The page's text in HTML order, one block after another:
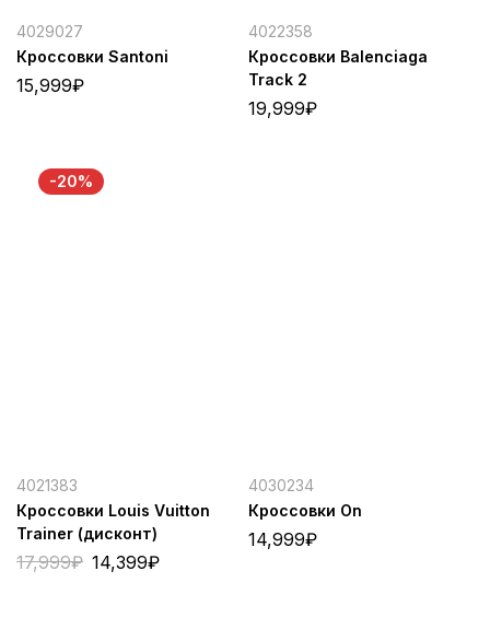
4029027
Кроссовки Santoni
15,999₽
4022358
Кроссовки Balenciaga
Track 2
19,999₽
-20%
4021383
Кроссовки Louis Vuitton
Trainer (дисконт)
17,999₽ 14,399₽
4030234
Кроссовки On
14,999₽